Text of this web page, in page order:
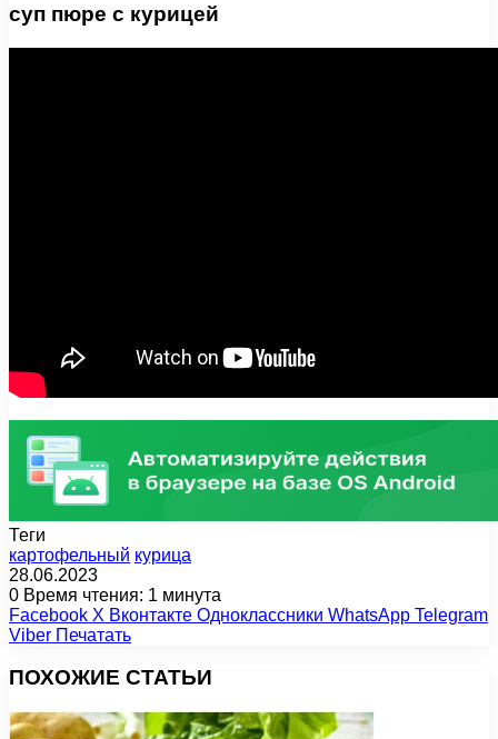
суп пюре с курицей
Теги
картофельный курица
28.06.2023
0 Время чтения: 1 минута
Facebook X Вконтакте Одноклассники WhatsApp Telegram
Viber Печатать
ПОХОЖИЕ СТАТЬИ